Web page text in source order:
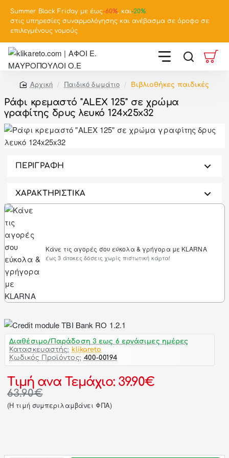
Summer Black Friday με έως-60%, και-20%
στις υπηρεσίες συναρμολόγησης και ανέβασμα σε όροφο σε
επιλεγμένους νομούς
home
Παιδικό δωμάτιο Βιβλιοθήκες παιδικές
Ράφι κρεμαστό "ALEX 125" σε χρώμα
γραφίτης δρυς λευκό 124x25x32
ΠΕΡΙΓΡΑΦΗ
ΧΑΡΑΚΤΗΡΙΣΤΙΚΑ
Κάνε τις αγορές σου εύκολα & γρήγορα με KLARNA
έως 3 άτοκες δόσεις χωρίς πιστωτική κάρτα!
Διαθέσιμο/Παράδοση 3 εως 6 εργάσιμες ημέρες
Κατασκευαστής: klikareto
Κωδικός Προϊόντος: 400-00194
Τιμή ανα Τεμάχιο: 39.90€
63.90€
(H τιμή συμπεριλαμβάνει ΦΠΑ)